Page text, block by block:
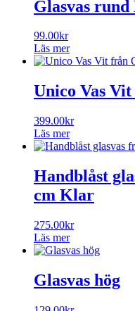
Glasvas rund
99.00kr
Läs mer
Unico Vas
399.00kr
Läs mer
Handblåst
cm Klar
275.00kr
Läs mer
Glasvas hög